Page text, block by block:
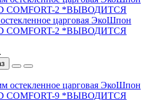
царговая ЭкоШпон
COMFORT-2 *ВЫВОДИТСЯ